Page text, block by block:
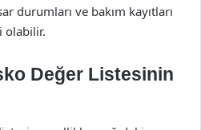
durumları ve bakım kayıtları
olabilir.
Değer Listesinin